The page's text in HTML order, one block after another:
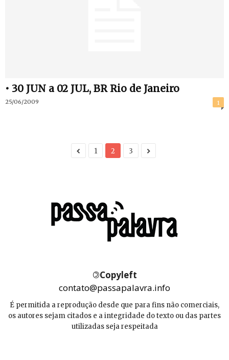
• 30 JUN a 02 JUL, BR Rio de Janeiro
25/06/2009 1
1 2 3
©Copyleft
contato@passapalavra.info
É permitida a reprodução desde que para fins não comerciais,
os autores sejam citados e a integridade do texto ou das partes
utilizadas seja respeitada